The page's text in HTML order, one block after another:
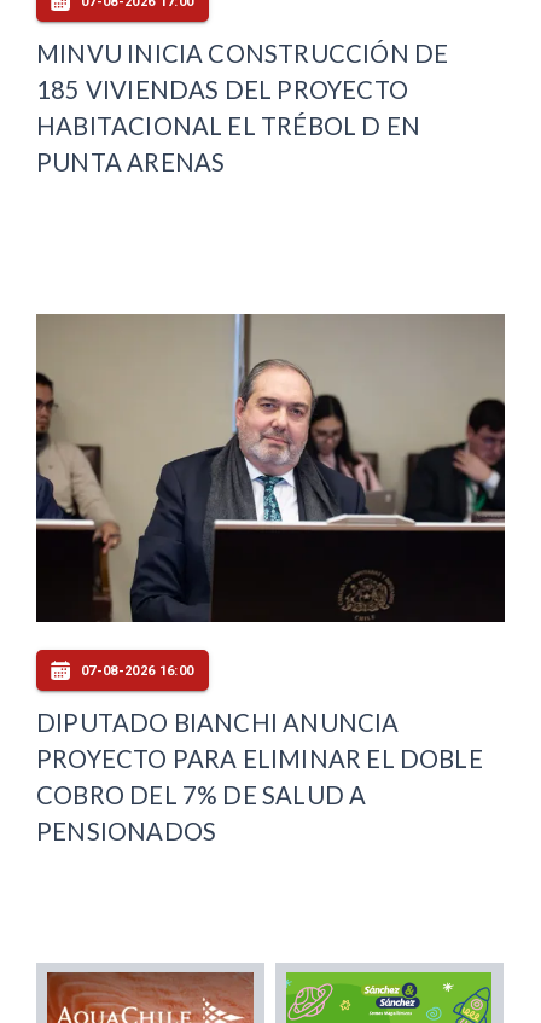
MINVU INICIA CONSTRUCCIÓN DE
185 VIVIENDAS DEL PROYECTO
HABITACIONAL EL TRÉBOL D EN
PUNTA ARENAS
07-08-2026 16:00
DIPUTADO BIANCHI ANUNCIA
PROYECTO PARA ELIMINAR EL DOBLE
COBRO DEL 7% DE SALUD A
PENSIONADOS